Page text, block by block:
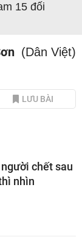
15 đối
(Dân Việt)
LƯU BÀI
chết sau
nhìn